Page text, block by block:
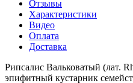
Отзывы
Характеристики
Видео
Оплата
Доставка
Рипсалис Вальковатый (лат.
эпифитный кустарник